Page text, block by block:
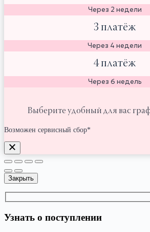
Через 2 недели
3 платёж
Через 4 недели
4 платёж
Через 6 недель
Выберите удобный для вас
Возможен сервисный сбор*
Закрыть
Узнать о поступлении